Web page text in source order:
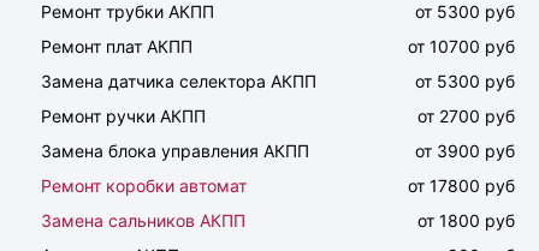
Ремонт трубки АКПП
от 5300 руб
Ремонт плат АКПП
от 10700 руб
Замена датчика селектора АКПП
от 5300 руб
Ремонт ручки АКПП
от 2700 руб
Замена блока управления АКПП
от 3900 руб
Ремонт коробки автомат
от 17800 руб
Замена сальников АКПП
от 1800 руб